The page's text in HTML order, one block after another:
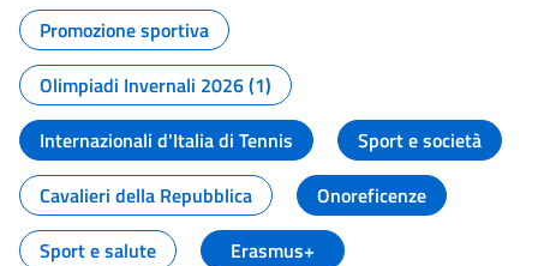
Promozione sportiva
Olimpiadi Invernali 2026 (1)
Internazionali d'Italia di Tennis
Sport e società
Cavalieri della Repubblica
Onoreficenze
Sport e salute
Erasmus+